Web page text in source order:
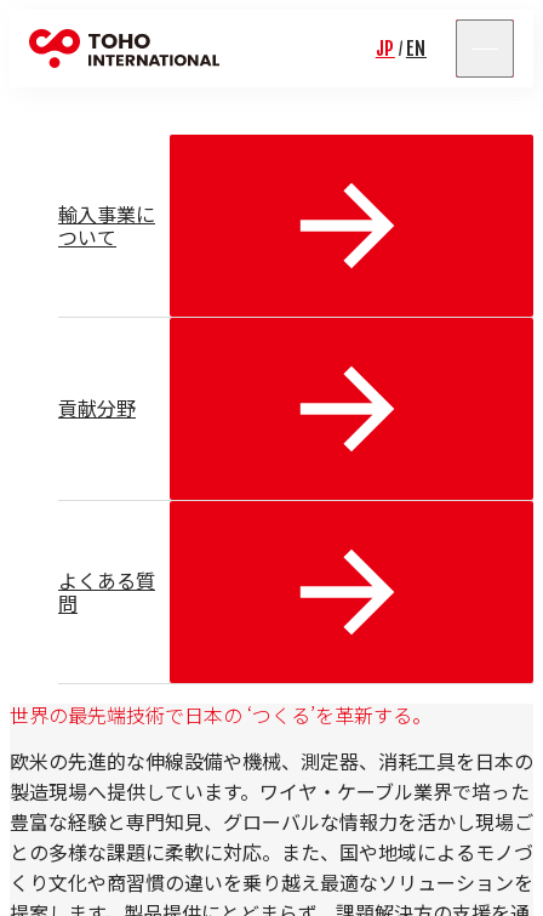
JP / EN
輸入事業
輸入事業に
ついて
貢献分野
よくある質
問
世界の最先端技術で日本の ‘つくる’を革新する。
欧米の先進的な伸線設備や機械、測定器、消耗工具を日本の
製造現場へ提供しています。ワイヤ・ケーブル業界で培った
豊富な経験と専門知見、グローバルな情報力を活かし現場ご
との多様な課題に柔軟に対応。また、国や地域によるモノづ
くり文化や商習慣の違いを乗り越え最適なソリューションを